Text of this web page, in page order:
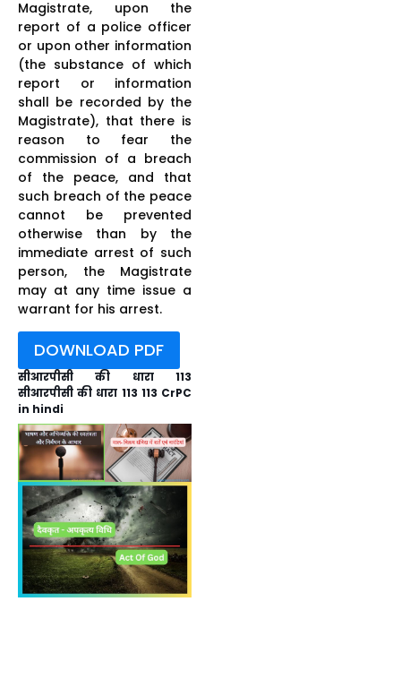
Magistrate, upon the
report of a police officer
or upon other information
(the substance of which
report or information
shall be recorded by the
Magistrate), that there is
reason to fear the
commission of a breach
of the peace, and that
such breach of the peace
cannot be prevented
otherwise than by the
immediate arrest of such
person, the Magistrate
may at any time issue a
warrant for his arrest.
DOWNLOAD PDF
सीआरपीसी की धारा 113
सीआरपीसी की धारा 113 113 CrPC
in hindi